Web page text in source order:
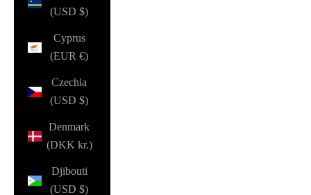
(USD $)
Cyprus
(EUR €)
Czechia
(USD $)
Denmark
(DKK kr.)
Djibouti
(USD $)